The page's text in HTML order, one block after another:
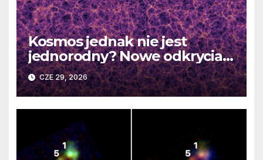
Kosmos jednak nie jest
jednorodny? Nowe odkrycia
DESI burzą fundamentalne
zasady kosmologii
CZE 29, 2026